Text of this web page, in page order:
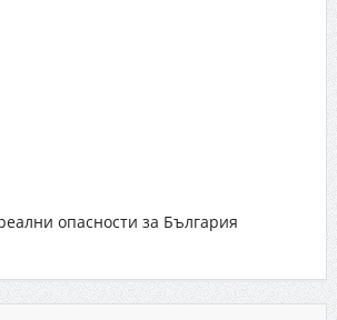
опасности за България